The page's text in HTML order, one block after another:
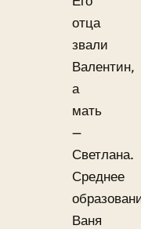
отца
звали
Валентин,
а
мать
—
Светлана.
Среднее
Ваня